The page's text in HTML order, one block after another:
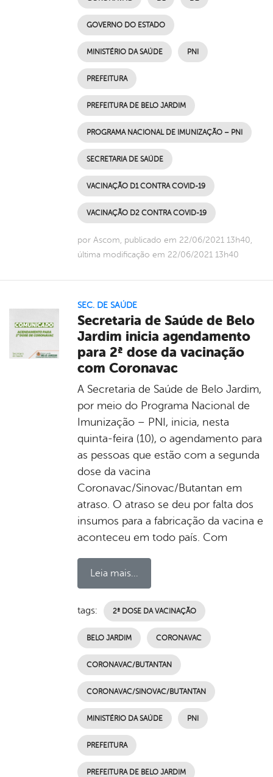
GOVERNO DO ESTADO
MINISTÉRIO DA SAÚDE PNI
PREFEITURA
PREFEITURA DE BELO JARDIM
PROGRAMA NACIONAL DE IMUNIZAÇÃO – PNI
SECRETARIA DE SAÚDE
VACINAÇÃO D1 CONTRA COVID-19
VACINAÇÃO D2 CONTRA COVID-19
por Ascom, publicado em 22/06/2021 13h40,
última modificação em 22/06/2021 13h40
SEC. DE SAÚDE
Secretaria de Saúde de Belo
Jardim inicia agendamento
para 2ª dose da vacinação
com Coronavac
A Secretaria de Saúde de Belo Jardim,
por meio do Programa Nacional de
Imunização – PNI, inicia, nesta
quinta-feira (10), o agendamento para
as pessoas que estão com a segunda
dose da vacina
Coronavac/Sinovac/Butantan em
atraso. O atraso se deu por falta dos
insumos para a fabricação da vacina e
aconteceu em todo país. Com
Leia mais...
tags: 2ª DOSE DA VACINAÇÃO
BELO JARDIM CORONAVAC
CORONAVAC/BUTANTAN
CORONAVAC/SINOVAC/BUTANTAN
MINISTÉRIO DA SAÚDE PNI
PREFEITURA
PREFEITURA DE BELO JARDIM